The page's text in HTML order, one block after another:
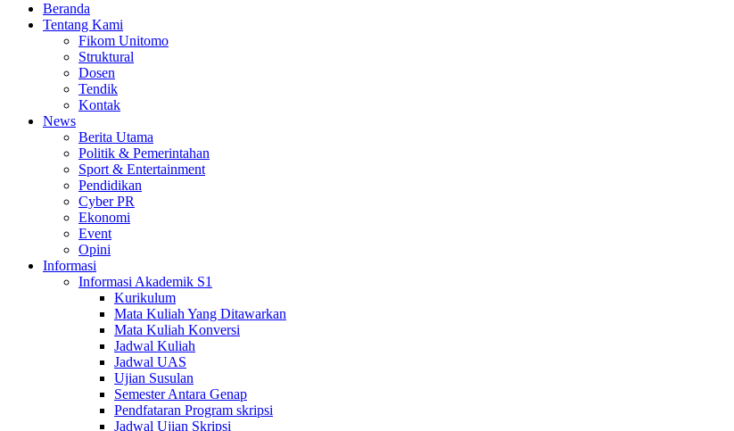
Beranda
Tentang Kami
Fikom Unitomo
Struktural
Dosen
Tendik
Kontak
News
Berita Utama
Politik & Pemerintahan
Sport & Entertainment
Pendidikan
Cyber PR
Ekonomi
Event
Opini
Informasi
Informasi Akademik S1
Kurikulum
Mata Kuliah Yang Ditawarkan
Mata Kuliah Konversi
Jadwal Kuliah
Jadwal UAS
Ujian Susulan
Semester Antara Genap
Pendfataran Program skripsi
Jadwal Ujian Skripsi